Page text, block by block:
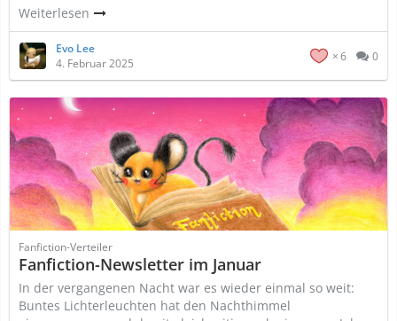
Weiterlesen
Evo Lee
4. Februar 2025
6 0
Fanfiction-Verteiler
Fanfiction-Newsletter im Januar
In der vergangenen Nacht war es wieder einmal so weit:
Buntes Lichterleuchten hat den Nachthimmel